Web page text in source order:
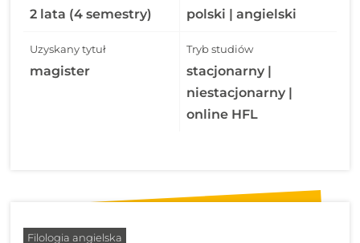
2 lata (4 semestry) polski | angielski
Uzyskany tytuł
magister
Tryb studiów
stacjonarny |
niestacjonarny |
online HFL
Filologia angielska